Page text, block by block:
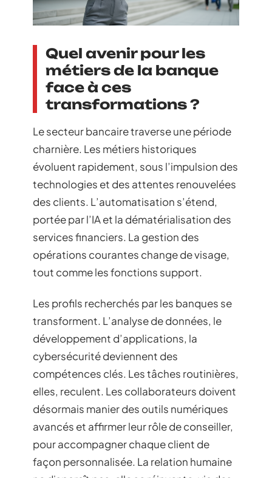
Quel avenir pour les
métiers de la banque
face à ces
transformations ?
Le secteur bancaire traverse une période
charnière. Les métiers historiques
évoluent rapidement, sous l’impulsion des
technologies et des attentes renouvelées
des clients. L’automatisation s’étend,
portée par l’IA et la dématérialisation des
services financiers. La gestion des
opérations courantes change de visage,
tout comme les fonctions support.
Les profils recherchés par les banques se
transforment. L’analyse de données, le
développement d’applications, la
cybersécurité deviennent des
compétences clés. Les tâches routinières,
elles, reculent. Les collaborateurs doivent
désormais manier des outils numériques
avancés et affirmer leur rôle de conseiller,
pour accompagner chaque client de
façon personnalisée. La relation humaine